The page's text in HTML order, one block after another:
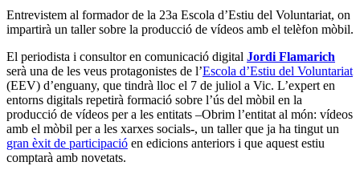
Entrevistem al formador de la 23a Escola d’Estiu del Voluntariat, on
impartirà un taller sobre la producció de vídeos amb el telèfon mòbil.
El periodista i consultor en comunicació digital Jordi Flamarich
serà una de les veus protagonistes de l’Escola d’Estiu del Voluntariat
(EEV) d’enguany, que tindrà lloc el 7 de juliol a Vic. L’expert en
entorns digitals repetirà formació sobre l’ús del mòbil en la
producció de vídeos per a les entitats –Obrim l’entitat al món: vídeos
amb el mòbil per a les xarxes socials-, un taller que ja ha tingut un
gran èxit de participació en edicions anteriors i que aquest estiu
comptarà amb novetats.